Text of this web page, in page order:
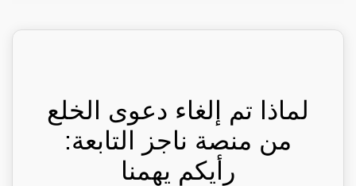
لماذا تم إلغاء دعوى الخلع
من منصة ناجز التابعة:
رأيكم يهمنا